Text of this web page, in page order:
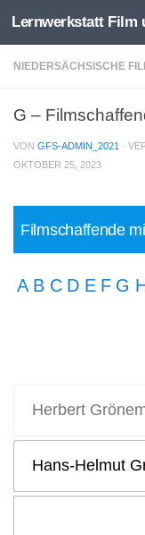
Zum Inhalt
Lernwerkstatt Film
NIEDERSÄCHSISCHE
G –
VON GFS-ADMIN_2021 ·
OKTOBER 25, 2023
Filmschaffende
A B C D E F G
Herbert
Hans-Helmut